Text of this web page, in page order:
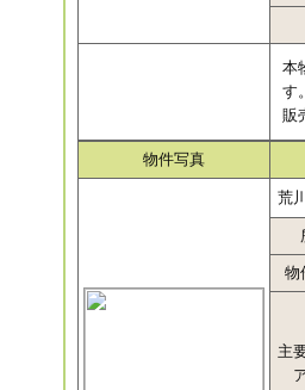
本
す
販
物件写真
荒
物
主